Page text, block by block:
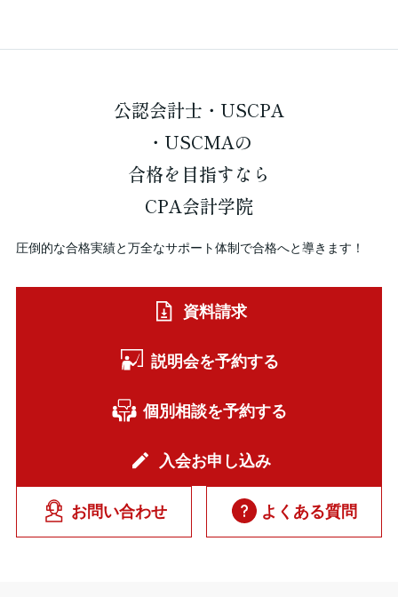
公認会計士・USCPA
・USCMAの
合格を 目指すなら
CPA会計学院
圧倒的な合格実績と万全なサポート体制で合格へと導きます！
資料請求
説明会を予約する
個別相談を予約する
入会お申し込み
お問い合わせ よくある質問